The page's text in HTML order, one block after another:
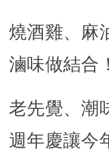
燒酒雞、麻
滷味做結合！
老先覺、潮
週年慶讓今